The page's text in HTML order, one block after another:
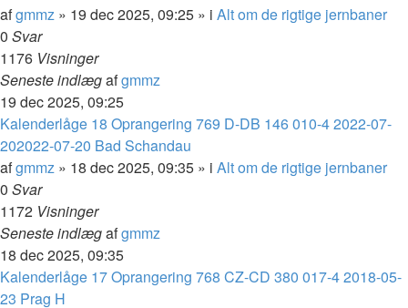
afgmmz » 19 dec 2025, 09:25 » i Alt om de rigtige jernbaner
0 Svar
1176 Visninger
Seneste indlægafgmmz
19 dec 2025, 09:25
Kalenderlåge 18 Oprangering 769 D-DB 146 010-4 2022-07-
202022-07-20 Bad Schandau
afgmmz » 18 dec 2025, 09:35 » i Alt om de rigtige jernbaner
0 Svar
1172 Visninger
Seneste indlægafgmmz
18 dec 2025, 09:35
Kalenderlåge 17 Oprangering 768 CZ-CD 380 017-4 2018-05-
23 Prag H